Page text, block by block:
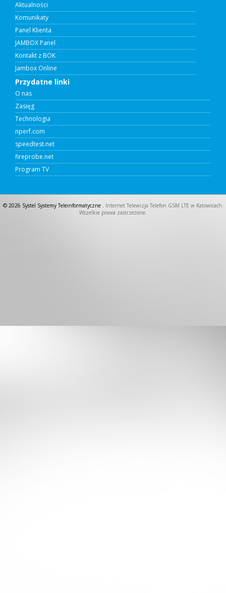
Aktualności
Komunikaty
Panel Klienta
JAMBOX Panel
Kontakt z BOK
Jambox Online
Przydatne linki
O nas
Zasięg
Technologia
nperf.com
speedtest.net
fireprobe.net
Program TV
© 2026 Systel Systemy Teleinformatyczne . Internet Telewizja Telefon GSM LTE w Katowicach.
Wszelkie prawa zastrzeżone.